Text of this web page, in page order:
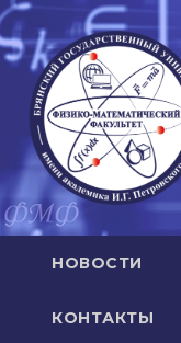
Перейти
к
содержимому
НОВОСТИ
КОНТАКТЫ